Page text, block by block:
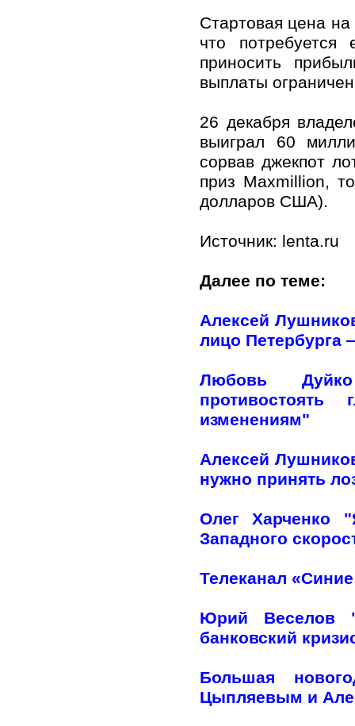
Стартовая цена на
что
приносить
выплаты
26 декабря
выиграл 60
сорвав джекпот
приз Maxmillion,
долларов США).
Источник: lenta.ru
Далее по теме:
Алексей
лицо Петербурга
Любовь
противостоять
изменениям"
Алексей
нужно принять
Олег Харченко
Западного
Телеканал
Юрий Веселов
банковский
Большая
Цыпляевым и